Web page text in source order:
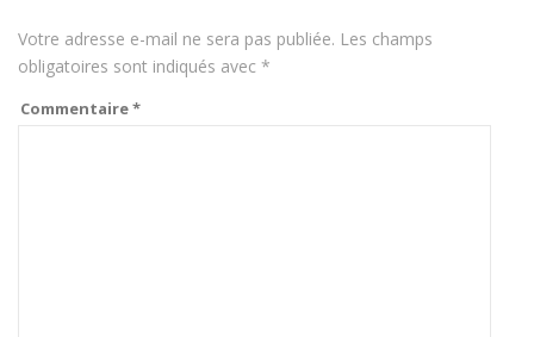
Votre adresse e-mail ne sera pas publiée. Les champs
obligatoires sont indiqués avec *
Commentaire*